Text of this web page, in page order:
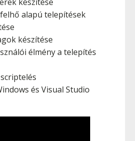
alapú telepítések
készítése
élmény a telepítés
és Visual Studio